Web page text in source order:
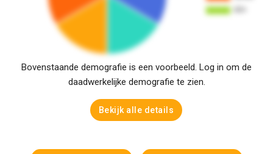
Bovenstaande demografie is een voorbeeld. Log in om de
daadwerkelijke demografie te zien.
Bekijk alle details